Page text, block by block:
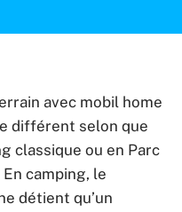
avec mobil home
différent selon que
classique ou en Parc
camping, le
détient qu’un